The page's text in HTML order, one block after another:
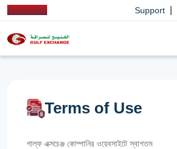
Support
Terms of Use
গাল্ফ এক্সচেঞ্জ কোম্পানির ওয়েবসাইটে স্বাগতম